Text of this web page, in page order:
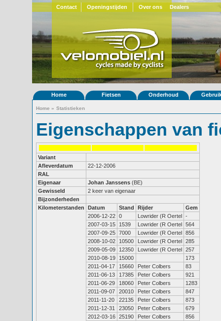
Contact Openingstijden Over ons Dealers
Home Fietsen Onderhoud
Home » Statistieken
Eigenschappen van
Variant
Afleverdatum
22-12-2006
RAL
Eigenaar
Johan Janssens (BE)
Gewisseld
2 keer van eigenaar
Bijzonderheden
Kilometerstanden
Datum Stand Rijder
Gem
2006-12-22 0 Lowrider (R Oertel -
2007-03-15
1539 Lowrider (R Oertel 564
2007-09-25 7000 Lowrider (R Oertel 856
2008-10-02
10500 Lowrider (R Oertel 285
2009-05-09
12350 Lowrider (R Oertel 257
2010-08-19
15000
173
2011-04-17
15660 Peter Colbers
83
2011-06-13
17385 Peter Colbers
921
2011-06-29
18060 Peter Colbers
1283
2011-09-07
20010 Peter Colbers
847
2011-11-20
22135 Peter Colbers
873
2011-12-31
23050 Peter Colbers
679
2012-03-16 25190 Peter Colbers
856